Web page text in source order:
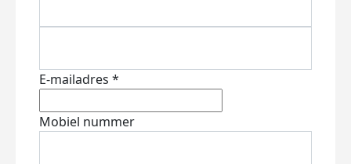
E-mailadres *
Mobiel nummer